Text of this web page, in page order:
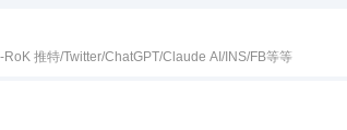
推特/Twitter/ChatGPT/Claude AI/INS/FB等等